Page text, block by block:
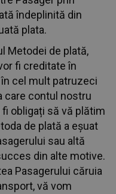
îndeplinită din
plata.
Metodei de plată,
fi creditate în
cel mult patruzeci
care contul nostru
obligați să vă plătim
de plată a eșuat
sau altă
din alte motive.
Pasagerului căruia
vă vom